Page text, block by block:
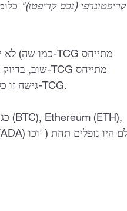
קריפטוגרפי (נכס קריפטו)"
למזומן). גישה זו כלפי מטבעות קריפטוגרפיים מסופקת בחלק המע"מ של ה-TCG.
ישנם יותר מ-8,000 סוגים של
Binance Coin (BNB), Tether (USDT), סולנה (SOL), קרדנו (ADA) וכו' ) וכולם היו נופלים תחת